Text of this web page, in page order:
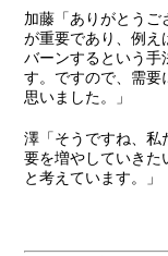
加藤「ありがとうご
が重要であり、例え
バーンするという手
す。ですので、需要
思いました。」
澤「そうですね、私
要を増やしていきた
と考えています。」